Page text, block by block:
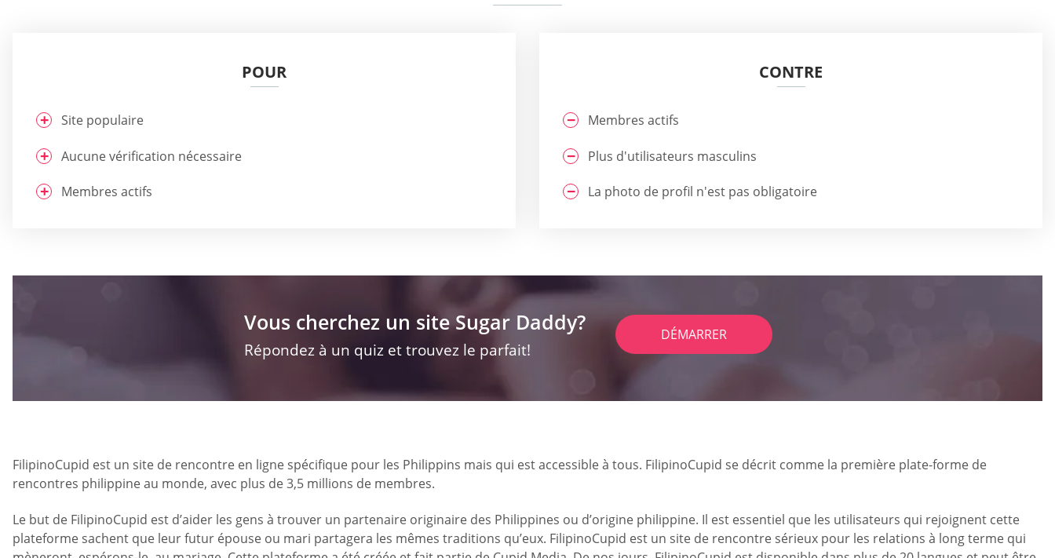
POUR
Site populaire
Aucune vérification nécessaire
Membres actifs
CONTRE
Membres actifs
Plus d'utilisateurs masculins
La photo de profil n'est pas obligatoire
Vous cherchez un site Sugar Daddy?
Répondez à un quiz et trouvez le parfait!
DÉMARRER
FilipinoCupid est un site de rencontre en ligne spécifique pour les Philippins mais qui est accessible à tous. FilipinoCupid se décrit comme la première plate-forme de
rencontres philippine au monde, avec plus de 3,5 millions de membres.
Le but de FilipinoCupid est d’aider les gens à trouver un partenaire originaire des Philippines ou d’origine philippine. Il est essentiel que les utilisateurs qui rejoignent cette
plateforme sachent que leur futur épouse ou mari partagera les mêmes traditions qu’eux. FilipinoCupid est un site de rencontre sérieux pour les relations à long terme qui